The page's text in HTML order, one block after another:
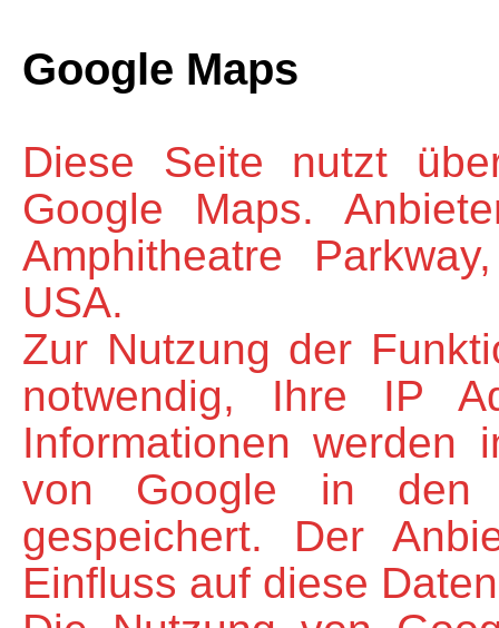
Google Maps
Diese Seite nutzt
Google Maps.
Amphitheatre
USA.
Zur Nutzung der
notwendig, Ihre IP
Informationen
von Google in den
gespeichert. Der
Einfluss auf diese